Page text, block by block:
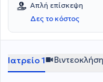
Απλή επίσκεψη
Δες το κόστος
Ιατρείο 1 Βιντεοκλήση